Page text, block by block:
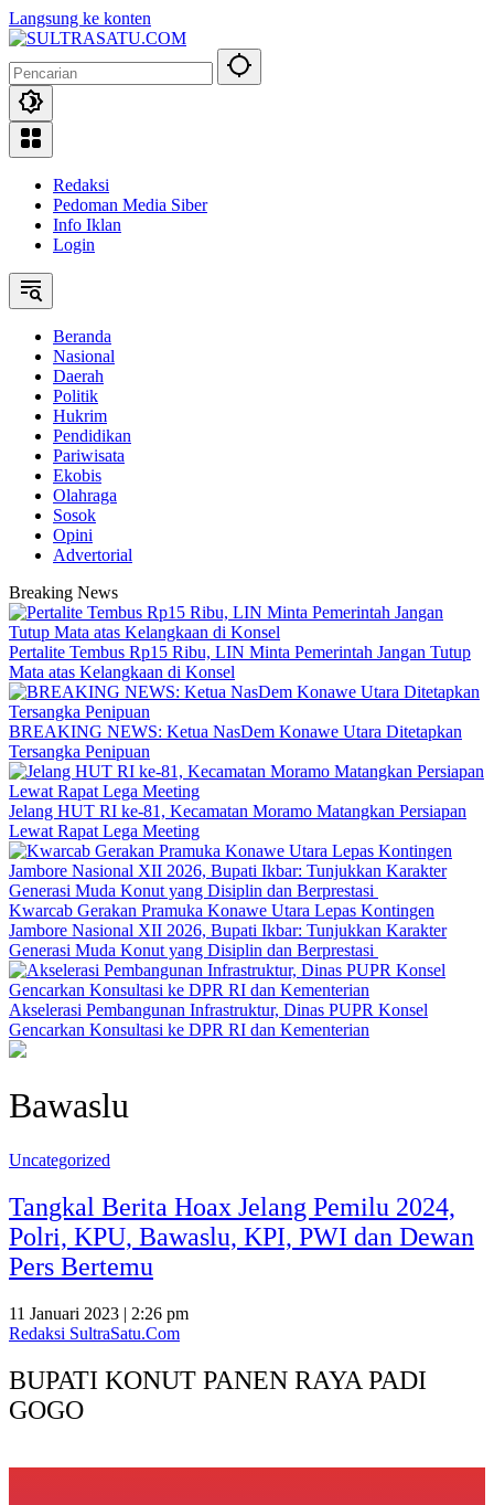
Langsung ke konten
Redaksi
Pedoman Media Siber
Info Iklan
Login
Beranda
Nasional
Daerah
Politik
Hukrim
Pendidikan
Pariwisata
Ekobis
Olahraga
Sosok
Opini
Advertorial
Breaking News
‎Pertalite Tembus Rp15 Ribu, LIN Minta Pemerintah Jangan Tutup
Mata atas Kelangkaan di Konsel
BREAKING NEWS: Ketua NasDem Konawe Utara Ditetapkan
Tersangka Penipuan
‎Jelang HUT RI ke-81, Kecamatan Moramo Matangkan Persiapan
Lewat Rapat Lega Meeting
‎Kwarcab Gerakan Pramuka Konawe Utara Lepas Kontingen
Jambore Nasional XII 2026, Bupati Ikbar: Tunjukkan Karakter
Generasi Muda Konut yang Disiplin dan Berprestasi ‎
Akselerasi Pembangunan Infrastruktur, Dinas PUPR Konsel
Gencarkan Konsultasi ke DPR RI dan Kementerian
Bawaslu
Uncategorized
Tangkal Berita Hoax Jelang Pemilu 2024,
Polri, KPU, Bawaslu, KPI, PWI dan Dewan
Pers Bertemu
11 Januari 2023 | 2:26 pm
Redaksi SultraSatu.Com
BUPATI KONUT PANEN RAYA PADI
GOGO